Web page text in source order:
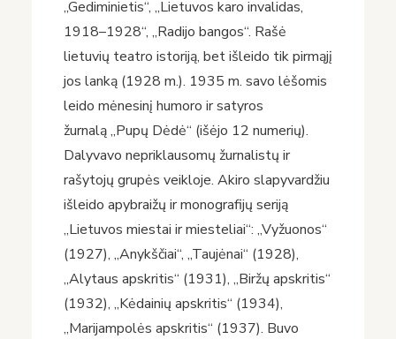
„Gediminietis“, „Lietuvos karo invalidas,
1918–1928“, „Radijo bangos“. Rašė
lietuvių teatro istoriją, bet išleido tik pirmąjį
jos lanką (1928 m.). 1935 m. savo lėšomis
leido mėnesinį humoro ir satyros
žurnalą „Pupų Dėdė“ (išėjo 12 numerių).
Dalyvavo nepriklausomų žurnalistų ir
rašytojų grupės veikloje. Akiro slapyvardžiu
išleido apybraižų ir monografijų seriją
„Lietuvos miestai ir miesteliai“: „Vyžuonos“
(1927), „Anykščiai“, „Taujėnai“ (1928),
„Alytaus apskritis“ (1931), „Biržų apskritis“
(1932), „Kėdainių apskritis“ (1934),
„Marijampolės apskritis“ (1937). Buvo